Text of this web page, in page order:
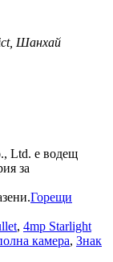
Шанхай
Ltd. е водещ
за
Горещи
, 4mp Starlight
камера, Знак